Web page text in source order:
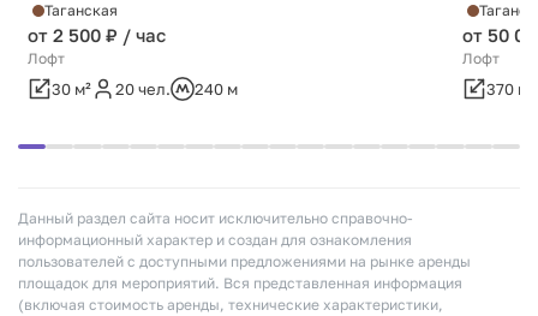
Таганская
от 2 500 ₽ / час
Лофт
30 м² 20 чел. 240 м
от 50
Лофт
370 м²
Данный раздел сайта носит исключительно справочно-
информационный характер и создан для ознакомления
пользователей с доступными предложениями на рынке аренды
площадок для мероприятий. Вся представленная информация
(включая стоимость аренды, технические характеристики,